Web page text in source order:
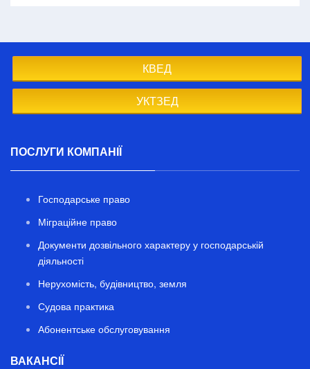
КВЕД
УКТЗЕД
ПОСЛУГИ КОМПАНІЇ
Господарське право
Міграційне право
Документи дозвільного характеру у господарській
діяльності
Нерухомість, будівництво, земля
Судова практика
Абонентське обслуговування
ВАКАНСІЇ